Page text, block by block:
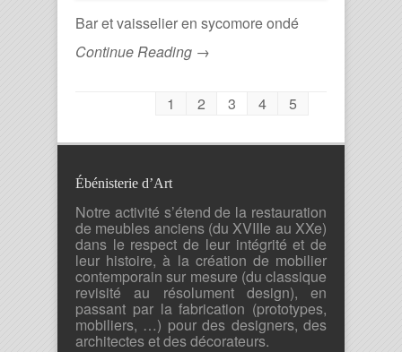
Bar et vaisselier en sycomore ondé
Continue Reading →
1 2 3 4 5
Ébénisterie d’Art
Notre activité s’étend de la restauration
de meubles anciens (du XVIIIe au XXe)
dans le respect de leur intégrité et de
leur histoire, à la création de mobilier
contemporain sur mesure (du classique
revisité au résolument design), en
passant par la fabrication (prototypes,
mobiliers, …) pour des designers, des
architectes et des décorateurs.